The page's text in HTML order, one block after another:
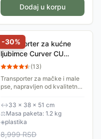
Dodaj u korpu
-30%
Transporter za kućne
ljubimce Curver CU
00616-P15 Grafit
(13)
Transporter za mačke i male
pse, napravljen od kvalitetne
ventilacionim otvorima koji
omogućavaju ljubimcu da
nesmetano diše.
↔33 × 38 × 51 cm
⚖Masa paketa: 1.2 kg
◈plastika
8,999RSD